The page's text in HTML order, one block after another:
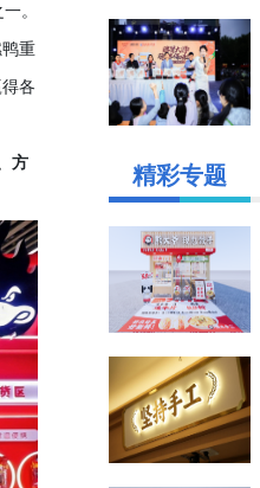
。
重
各
方 精彩专题